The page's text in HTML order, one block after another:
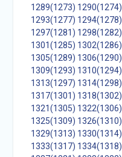
1289(1273) 1290(1274)
1293(1277) 1294(1278)
1297(1281) 1298(1282)
1301(1285) 1302(1286)
1305(1289) 1306(1290)
1309(1293) 1310(1294)
1313(1297) 1314(1298)
1317(1301) 1318(1302)
1321(1305) 1322(1306)
1325(1309) 1326(1310)
1329(1313) 1330(1314)
1333(1317) 1334(1318)